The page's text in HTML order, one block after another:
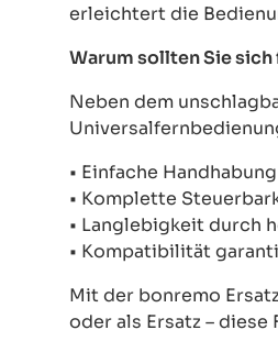
erleichtert die
Warum sollten Sie
Neben dem
• Einfache
• Komplette
• Langlebigkeit durch
• Kompatibilität
Mit der bonremo
oder als Ersatz –